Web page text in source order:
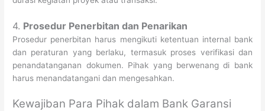
4. Prosedur Penerbitan dan Penarikan
Prosedur penerbitan harus mengikuti ketentuan internal bank
dan peraturan yang berlaku, termasuk proses verifikasi dan
penandatanganan dokumen. Pihak yang berwenang di bank
harus menandatangani dan mengesahkan.
Kewajiban Para Pihak dalam Bank Garansi